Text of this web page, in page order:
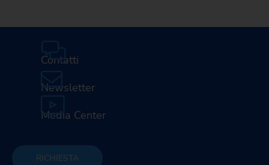
Contatti
Newsletter
Media Center
RICHIESTA